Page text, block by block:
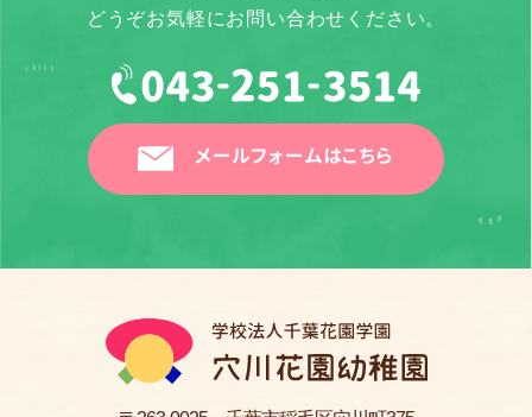
どうぞお気軽にお問い合わせください。
メールフォームはこちら